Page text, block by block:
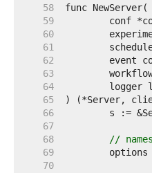
    58
    59
    60
    61
    62
    63
    64
    65
    66
    67
    68
//
    69
    70